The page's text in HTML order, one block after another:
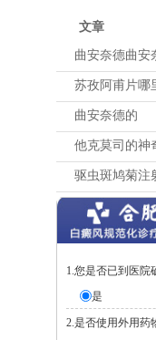
文章
曲安奈德曲安
苏孜阿甫片哪
曲安奈德的
他克莫司的神
驱虫斑鸠菊注
1.您是否已到医院
是
2.是否使用外用药